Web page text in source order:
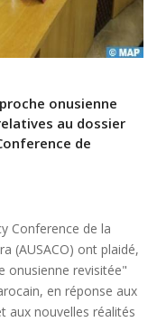
onusienne
au dossier
de
Conference de la
(AUSACO) ont plaidé,
onusienne revisitée"
en réponse aux
aux nouvelles réalités